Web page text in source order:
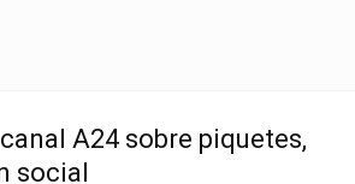
A24 sobre piquetes,
social